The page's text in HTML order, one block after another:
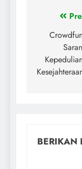
BERIKAN